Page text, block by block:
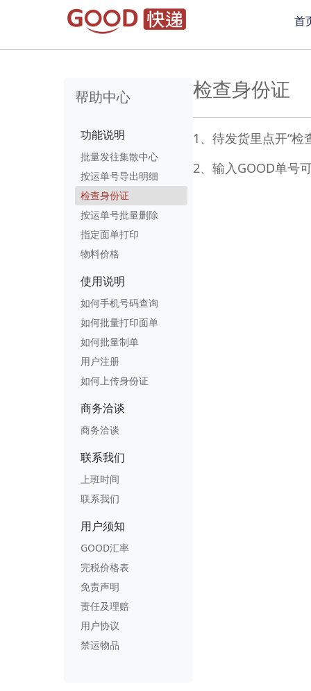
首
帮助中心
功能说明
批量发往集散中心
按运单号导出明细
检查身份证
按运单号批量删除
指定面单打印
物料价格
使用说明
如何手机号码查询
如何批量打印面单
如何批量制单
用户注册
如何上传身份证
商务洽谈
商务洽谈
联系我们
上班时间
联系我们
用户须知
GOOD汇率
完税价格表
免责声明
责任及理赔
用户协议
禁运物品
检查身份证
1、待发货里点开“检
2、输入GOOD单号